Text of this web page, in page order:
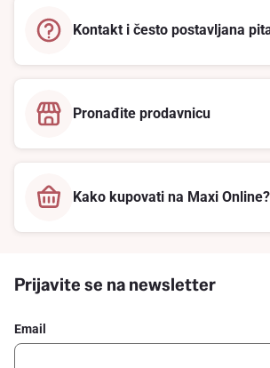
Kontakt i često postavljana
Pronađite prodavnicu
Kako kupovati na Maxi Online?
Prijavite se na newsletter
Email